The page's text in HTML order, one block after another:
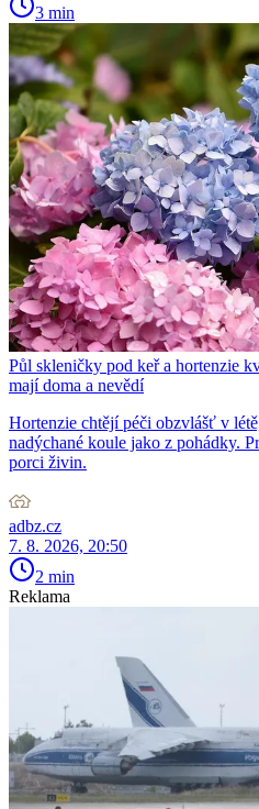
3 min
Půl skleničky pod keř a hortenzie
mají doma a nevědí
Hortenzie chtějí péči obzvlášť v
nadýchané koule jako z pohádky.
porci živin.
adbz.cz
7. 8. 2026, 20:50
2 min
Reklama